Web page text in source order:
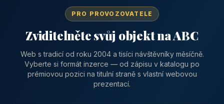
PRO PROVOZOVATELE
Zviditelněte svůj objekt na ABC
Web s tradicí od roku 2004 a tisíci návštěvníky měsíčně.
Vyberte si formát inzerce — od zápisu v katalogu po
prémiovou pozici na titulní straně s vlastní webovou
prezentací.